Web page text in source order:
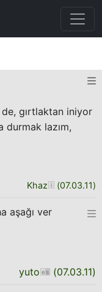
gırtlaktan iniyor
durmak lazım,
Khaz (07.03.11)
aşağı ver
yuto (07.03.11)